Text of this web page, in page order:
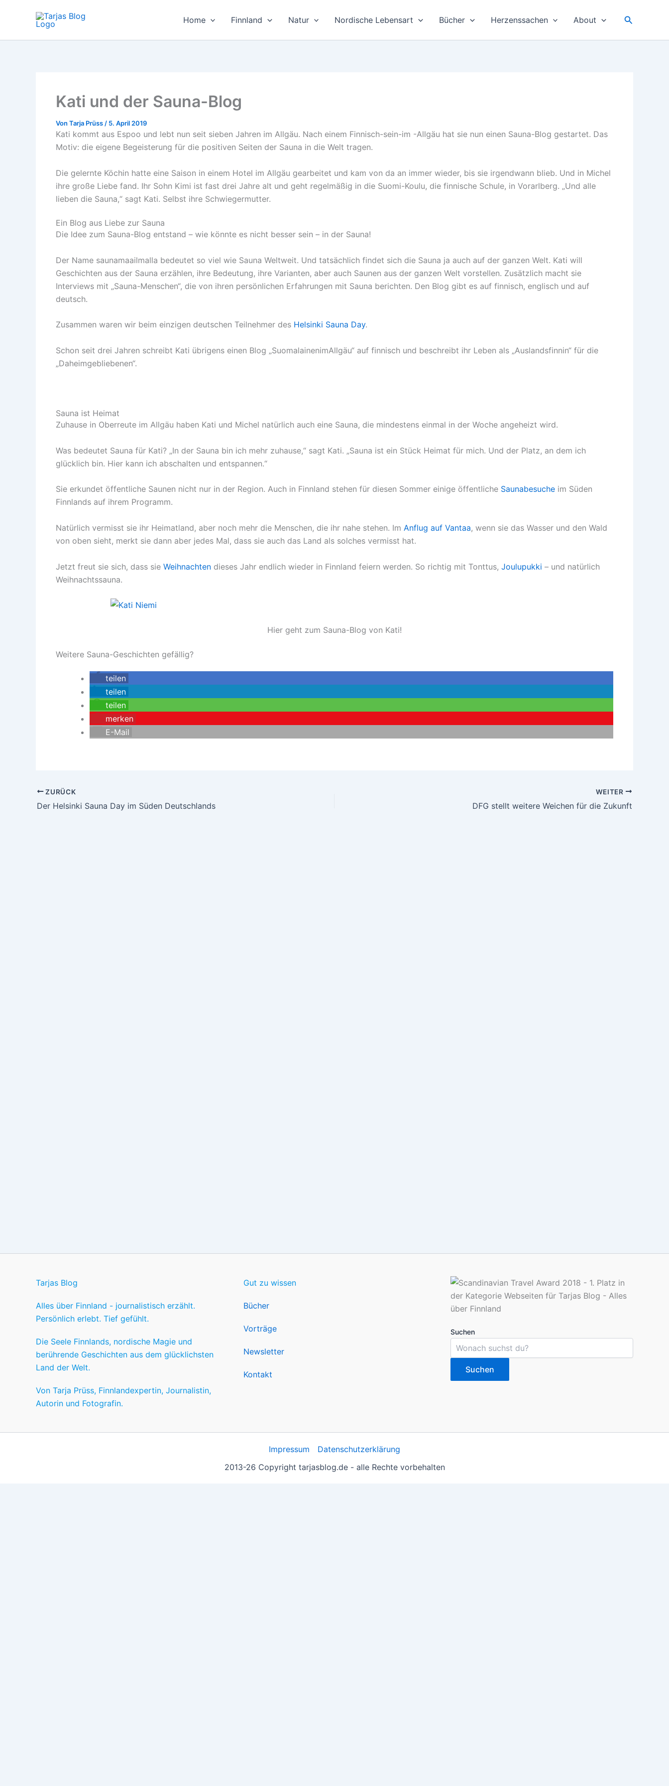
Home Finnland Natur Nordische Lebensart Bücher Herzenssachen About Suchen
Kati und der Sauna-Blog
Von Tarja Prüss / 5. April 2019
Kati kommt aus Espoo und lebt nun seit sieben Jahren im Allgäu. Nach einem Finnisch-sein-im -Allgäu hat sie nun einen Sauna-Blog gestartet. Das
Motiv: die eigene Begeisterung für die positiven Seiten der Sauna in die Welt tragen.
Die gelernte Köchin hatte eine Saison in einem Hotel im Allgäu gearbeitet und kam von da an immer wieder, bis sie irgendwann blieb. Und in Michel
ihre große Liebe fand. Ihr Sohn Kimi ist fast drei Jahre alt und geht regelmäßig in die Suomi-Koulu, die finnische Schule, in Vorarlberg. „Und alle
lieben die Sauna,“ sagt Kati. Selbst ihre Schwiegermutter.
Ein Blog aus Liebe zur Sauna
Die Idee zum Sauna-Blog entstand – wie könnte es nicht besser sein – in der Sauna!
Der Name saunamaailmalla bedeutet so viel wie Sauna Weltweit. Und tatsächlich findet sich die Sauna ja auch auf der ganzen Welt. Kati will
Geschichten aus der Sauna erzählen, ihre Bedeutung, ihre Varianten, aber auch Saunen aus der ganzen Welt vorstellen. Zusätzlich macht sie
Interviews mit „Sauna-Menschen“, die von ihren persönlichen Erfahrungen mit Sauna berichten. Den Blog gibt es auf finnisch, englisch und auf
deutsch.
Zusammen waren wir beim einzigen deutschen Teilnehmer des Helsinki Sauna Day.
Schon seit drei Jahren schreibt Kati übrigens einen Blog „SuomalainenimAllgäu“ auf finnisch und beschreibt ihr Leben als „Auslandsfinnin“ für die
„Daheimgebliebenen“.
Sauna ist Heimat
Zuhause in Oberreute im Allgäu haben Kati und Michel natürlich auch eine Sauna, die mindestens einmal in der Woche angeheizt wird.
Was bedeutet Sauna für Kati? „In der Sauna bin ich mehr zuhause,“ sagt Kati. „Sauna ist ein Stück Heimat für mich. Und der Platz, an dem ich
glücklich bin. Hier kann ich abschalten und entspannen.“
Sie erkundet öffentliche Saunen nicht nur in der Region. Auch in Finnland stehen für diesen Sommer einige öffentliche Saunabesuche im Süden
Finnlands auf ihrem Programm.
Natürlich vermisst sie ihr Heimatland, aber noch mehr die Menschen, die ihr nahe stehen. Im Anflug auf Vantaa, wenn sie das Wasser und den Wald
von oben sieht, merkt sie dann aber jedes Mal, dass sie auch das Land als solches vermisst hat.
Jetzt freut sie sich, dass sie Weihnachten dieses Jahr endlich wieder in Finnland feiern werden. So richtig mit Tonttus, Joulupukki – und natürlich
Weihnachtssauna.
Hier geht zum Sauna-Blog von Kati!
Weitere Sauna-Geschichten gefällig?
teilen
teilen
teilen
merken
E-Mail
ZURÜCK
Der Helsinki Sauna Day im Süden Deutschlands
WEITER
DFG stellt weitere Weichen für die Zukunft
Tarjas Blog
Alles über Finnland - journalistisch erzählt.
Persönlich erlebt. Tief gefühlt.
Die Seele Finnlands, nordische Magie und
berührende Geschichten aus dem glücklichsten
Land der Welt.
Von Tarja Prüss, Finnlandexpertin, Journalistin,
Autorin und Fotografin.
Gut zu wissen
Bücher
Vorträge
Newsletter
Kontakt
Suchen
Suchen
Impressum
Datenschutzerklärung
2013-26 Copyright tarjasblog.de - alle Rechte vorbehalten